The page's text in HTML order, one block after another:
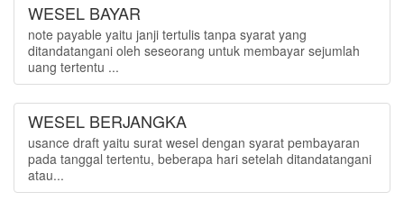
WESEL BAYAR
note payable yaitu janji tertulis tanpa syarat yang
ditandatangani oleh seseorang untuk membayar sejumlah
uang tertentu ...
WESEL BERJANGKA
usance draft yaitu surat wesel dengan syarat pembayaran
pada tanggal tertentu, beberapa hari setelah ditandatangani
atau...